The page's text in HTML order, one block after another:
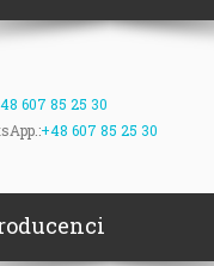
607 85 25 30
+48 607 85 25 30